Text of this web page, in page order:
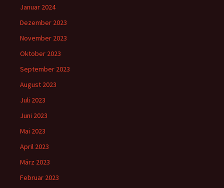
Januar 2024
Dezember 2023
November 2023
Oktober 2023
September 2023
August 2023
Juli 2023
Juni 2023
Mai 2023
April 2023
März 2023
Februar 2023